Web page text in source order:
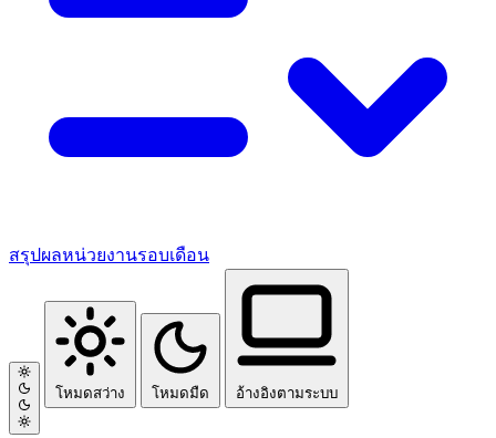
สรุปผลหน่วยงานรอบเดือน
โหมดสว่าง โหมดมืด อ้างอิงตามระบบ